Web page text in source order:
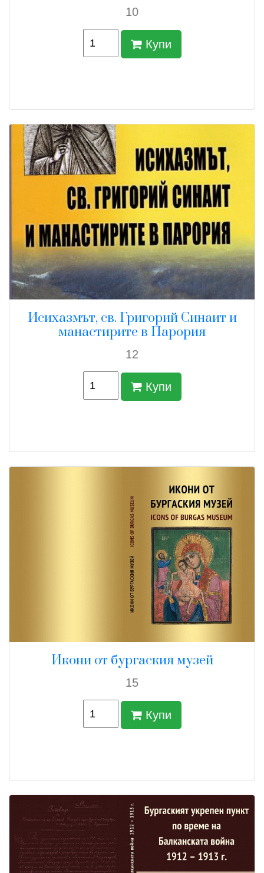
10
Купи
Исихазмът, св. Григорий Синаит и
манастирите в Парория
12
Купи
Икони от бургаския музей
15
Купи